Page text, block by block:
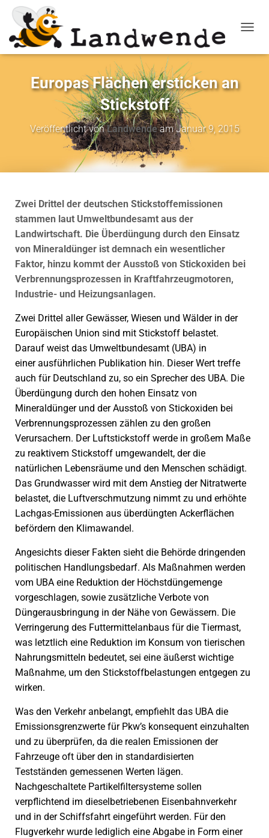
Europas Flächen ersticken an
Stickstoff
Veröffentlicht vonLandwendeamJanuar 9, 2015
Zwei Drittel der deutschen Stickstoffemissionen
stammen laut Umweltbundesamt aus der
Landwirtschaft. Die Überdüngung durch den Einsatz
von Mineraldünger ist demnach ein wesentlicher
Faktor, hinzu kommt der Ausstoß von Stickoxiden bei
Verbrennungsprozessen in Kraftfahrzeugmotoren,
Industrie- und Heizungsanlagen.
Zwei Drittel aller Gewässer, Wiesen und Wälder in der
Europäischen Union sind mit Stickstoff belastet.
Darauf weist das Umweltbundesamt (UBA) in
einer ausführlichen Publikation hin. Dieser Wert treffe
auch für Deutschland zu, so ein Sprecher des UBA. Die
Überdüngung durch den hohen Einsatz von
Mineraldünger und der Ausstoß von Stickoxiden bei
Verbrennungsprozessen zählen zu den großen
Verursachern. Der Luftstickstoff werde in großem Maße
zu reaktivem Stickstoff umgewandelt, der die
natürlichen Lebensräume und den Menschen schädigt.
Das Grundwasser wird mit dem Anstieg der Nitratwerte
belastet, die Luftverschmutzung nimmt zu und erhöhte
Lachgas-Emissionen aus überdüngten Ackerflächen
befördern den Klimawandel.
Angesichts dieser Fakten sieht die Behörde dringenden
politischen Handlungsbedarf. Als Maßnahmen werden
vom UBA eine Reduktion der Höchstdüngemenge
vorgeschlagen, sowie zusätzliche Verbote von
Düngerausbringung in der Nähe von Gewässern. Die
Verringerung des Futtermittelanbaus für die Tiermast,
was letztlich eine Reduktion im Konsum von tierischen
Nahrungsmitteln bedeutet, sei eine äußerst wichtige
Maßnahme, um den Stickstoffbelastungen entgegen zu
wirken.
Was den Verkehr anbelangt, empfiehlt das UBA die
Emissionsgrenzwerte für Pkw’s konsequent einzuhalten
und zu überprüfen, da die realen Emissionen der
Fahrzeuge oft über den in standardisierten
Testständen gemessenen Werten lägen.
Nachgeschaltete Partikelfiltersysteme sollen
verpflichtend im dieselbetriebenen Eisenbahnverkehr
und in der Schiffsfahrt eingeführt werden. Für den
Flugverkehr wurde lediglich eine Abgabe in Form einer